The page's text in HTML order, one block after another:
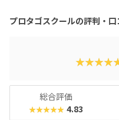
プロタゴスクールの評判・
総合評価
★★★★★ 4.83